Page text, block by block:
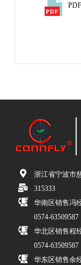
浙江省宁波市
315333
华南区销售冯
0574-63509587
华北区销售程
0574-63509587
华东区销售余